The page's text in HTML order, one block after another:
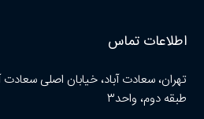
اطلاعات تماس
طبقه دوم، واحد۳